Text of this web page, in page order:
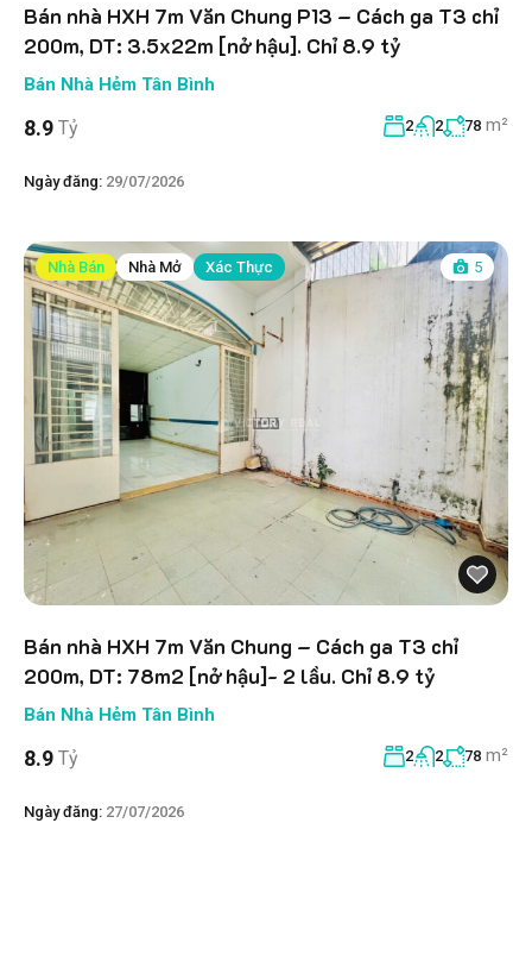
Bán nhà HXH 7m Văn Chung P13 – Cách ga T3 chỉ
200m, DT: 3.5x22m [nở hậu]. Chỉ 8.9 tỷ
Bán Nhà Hẻm Tân Bình
8.9 Tỷ 2 2 78 m²
Ngày đăng: 29/07/2026
Nhà Bán Nhà Mở Xác Thực 5
Bán nhà HXH 7m Văn Chung – Cách ga T3 chỉ
200m, DT: 78m2 [nở hậu]- 2 lầu. Chỉ 8.9 tỷ
Bán Nhà Hẻm Tân Bình
8.9 Tỷ 2 2 78 m²
Ngày đăng: 27/07/2026